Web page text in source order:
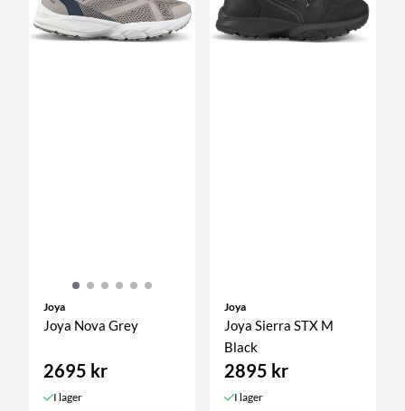
Joya
Joya Nova Grey
2695 kr
I lager
Joya
Joya Sierra STX M
Black
2895 kr
I lager